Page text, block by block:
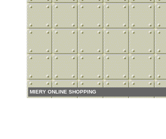
MIERY ONLINE SHOPPING